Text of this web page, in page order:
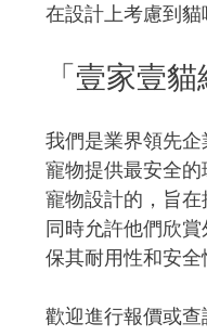
在設計上考慮到貓
「壹家壹
我們是業界領先
寵物提供最安全
寵物設計的，旨
同時允許他們欣
保其耐用性和安全
歡迎進行報價或查